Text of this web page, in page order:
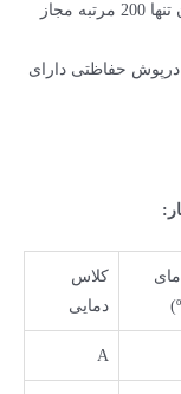
اضافه ولتاژهای بیشتر از 15% در طول عمر خازن تنها 200 مرتبه مجاز
درپوش حفاظتی دارای
کلاس
دمایی
A